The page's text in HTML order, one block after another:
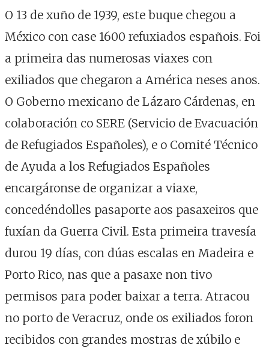
O 13 de xuño de 1939, este buque chegou a
México con case 1600 refuxiados españois. Foi
a primeira das numerosas viaxes con
exiliados que chegaron a América neses anos.
O Goberno mexicano de Lázaro Cárdenas, en
colaboración co SERE (Servicio de Evacuación
de Refugiados Españoles), e o Comité Técnico
de Ayuda a los Refugiados Españoles
encargáronse de organizar a viaxe,
concedéndolles pasaporte aos pasaxeiros que
fuxían da Guerra Civil. Esta primeira travesía
durou 19 días, con dúas escalas en Madeira e
Porto Rico, nas que a pasaxe non tivo
permisos para poder baixar a terra. Atracou
no porto de Veracruz, onde os exiliados foron
recibidos con grandes mostras de xúbilo e